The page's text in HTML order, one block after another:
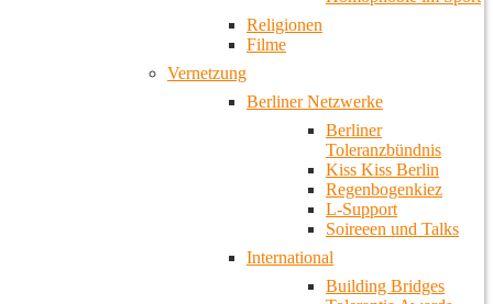
Religionen
Filme
Vernetzung
Berliner Netzwerke
Berliner
Toleranzbündnis
Kiss Kiss Berlin
Regenbogenkiez
L-Support
Soireeen und Talks
International
Building Bridges